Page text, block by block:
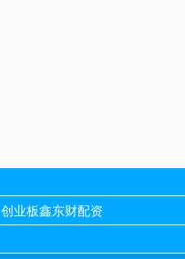
创业板鑫东财配资